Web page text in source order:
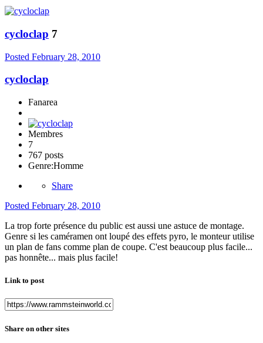
cycloclap 7
Posted February 28, 2010
cycloclap
Fanarea
Membres
7
767 posts
Genre:Homme
Share
Posted February 28, 2010
La trop forte présence du public est aussi une astuce de montage.
Genre si les caméramen ont loupé des effets pyro, le monteur utilise
un plan de fans comme plan de coupe. C'est beaucoup plus facile...
pas honnête... mais plus facile!
Link to post
Share on other sites